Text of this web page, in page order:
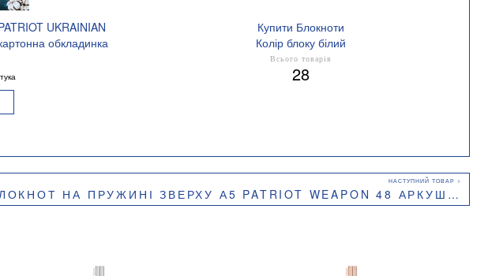
UKRAINIAN
обкладинка
Купити Блокноти
Колір блоку білий
Всього товарів
28
НА ПРУЖИНІ ЗВЕРХУ А5 PATRIOT WEAPON 48 АРКУШІВ У КЛІТИНКУ КАРТОННА ОБКЛАДИНКА BUROMAX BM.24545111